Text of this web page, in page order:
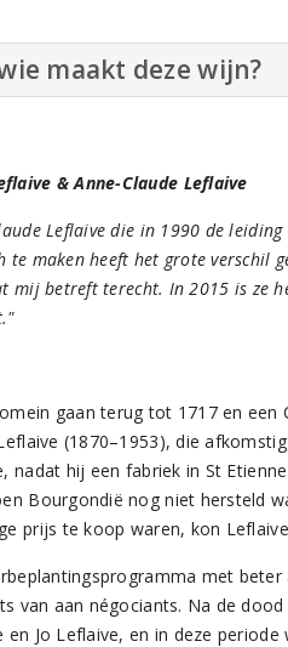
maakt deze wijn?
& Anne-Claude Leflaive
Leflaive die in 1990 de
te maken heeft het grote
mij betreft terecht. In 2015 is ze
gaan terug tot 1717 en
(1870–1953), die
nadat hij een fabriek in St
Bourgondië nog niet hersteld
prijs te koop waren, kon
met
van aan négociants. Na de
en Jo Leflaive, en in deze